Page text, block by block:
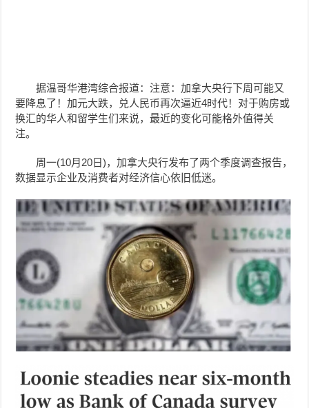
据温哥华港湾综合报道：注意：加拿大央行下周可能又
要降息了！加元大跌，兑人民币再次逼近4时代！对于购房或
换汇的华人和留学生们来说，最近的变化可能格外值得关
注。
周一(10月20日)，加拿大央行发布了两个季度调查报告，
数据显示企业及消费者对经济信心依旧低迷。